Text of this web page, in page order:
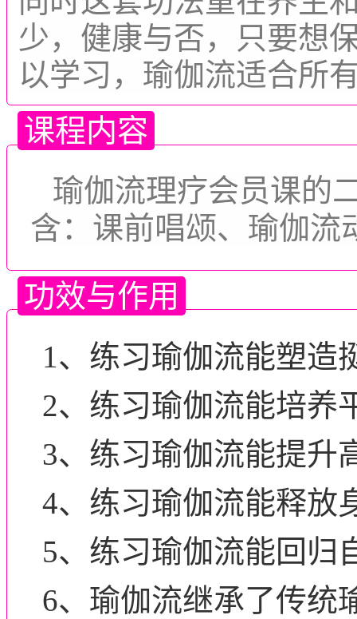
少，健康与否，只要想
以学习，瑜伽流适合所
课程内容
瑜伽流理疗会员课的
含：课前唱颂、瑜伽流
功效与作用
1、练习瑜伽流能塑造
2、练习瑜伽流能培养
3、练习瑜伽流能提升
4、练习瑜伽流能释放
5、练习瑜伽流能回归
6、瑜伽流继承了传统